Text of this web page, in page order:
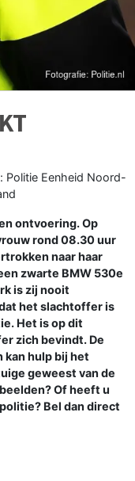
Politie Eenheid Noord-
ontvoering. Op
rond 08.30 uur
naar haar
zwarte BMW 530e
is zij nooit
het slachtoffer is
Het is op dit
zich bevindt. De
hulp bij het
geweest van de
Of heeft u
Bel dan direct